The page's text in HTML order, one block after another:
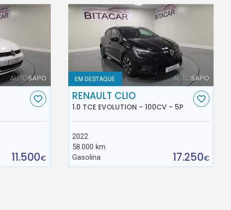
11.500€
EM DESTAQUE
RENAULT CLIO
1.0 TCE EVOLUTION - 100CV - 5P
2022
58.000 km
Gasolina
17.250€